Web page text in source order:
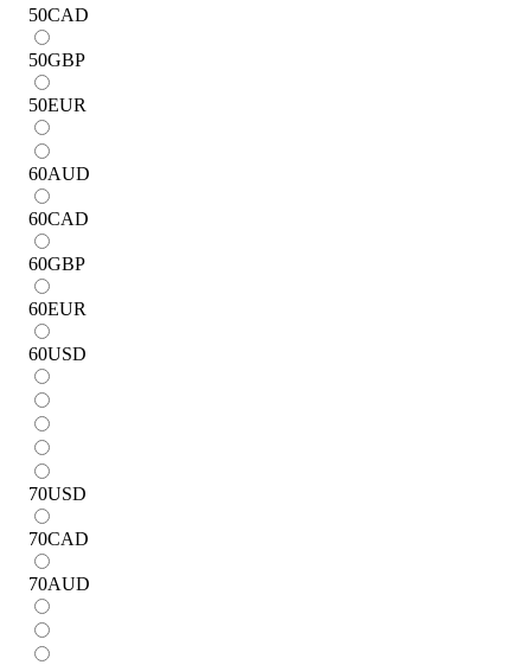
50CAD
50GBP
50EUR
60AUD
60CAD
60GBP
60EUR
60USD
70USD
70CAD
70AUD